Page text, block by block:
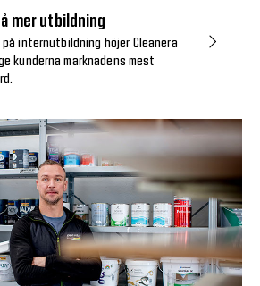
mer utbildning
på internutbildning höjer Cleanera
kunderna marknadens mest